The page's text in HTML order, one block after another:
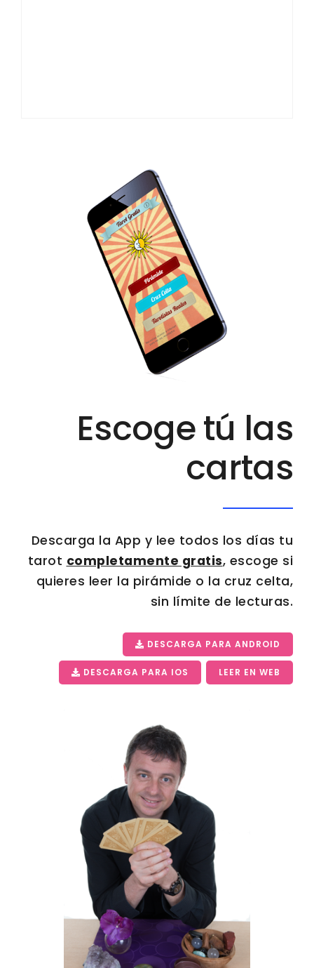
Escoge tú las
cartas
Descarga la App y lee todos los días tu
tarot completamente gratis, escoge si
quieres leer la pirámide o la cruz celta,
sin límite de lecturas.
DESCARGA PARA ANDROID
DESCARGA PARA IOS LEER EN WEB